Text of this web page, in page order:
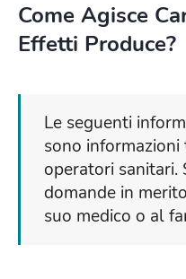
Come Agisce
Effetti Produce?
Le seguenti
sono
operatori sanitari.
domande in
suo medico o al